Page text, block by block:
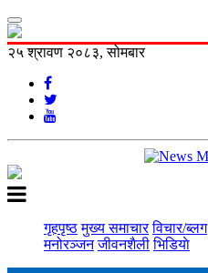
२५ श्रावण २०८३, सोमबार
गृहपृष्ठ मुख्य समाचार विचार/ब्लग
मनोरञ्‍जन जीवनशैली भिडियाे